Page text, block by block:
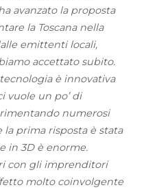
avanzato la proposta
la Toscana nella
emittenti locali,
accettato subito.
è innovativa
vuole un po’ di
numerosi
prima risposta è stata
in 3D è enorme.
con gli imprenditori
molto coinvolgente